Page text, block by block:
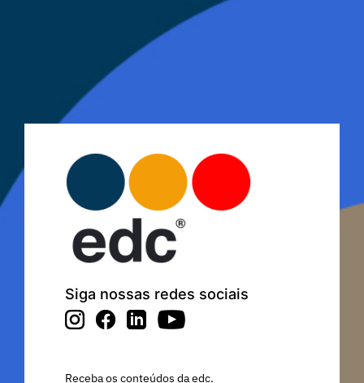
Siga nossas redes sociais
Receba os conteúdos da edc.